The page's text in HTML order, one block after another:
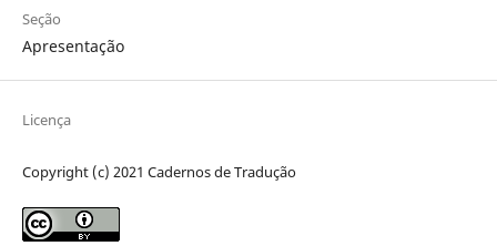
Seção
Apresentação
Licença
Copyright (c) 2021 Cadernos de Tradução